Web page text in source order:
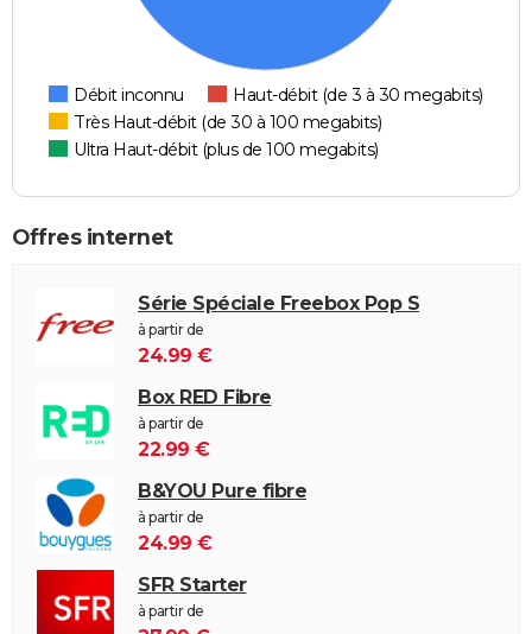
Débit inconnu
Haut-débit (de 3 à 30 megabits)
Très Haut-débit (de 30 à 100 megabits)
Ultra Haut-débit (plus de 100 megabits)
Offres internet
Série Spéciale Freebox Pop S
à partir de
24.99 €
Box RED Fibre
à partir de
22.99 €
B&YOU Pure fibre
à partir de
24.99 €
SFR Starter
à partir de